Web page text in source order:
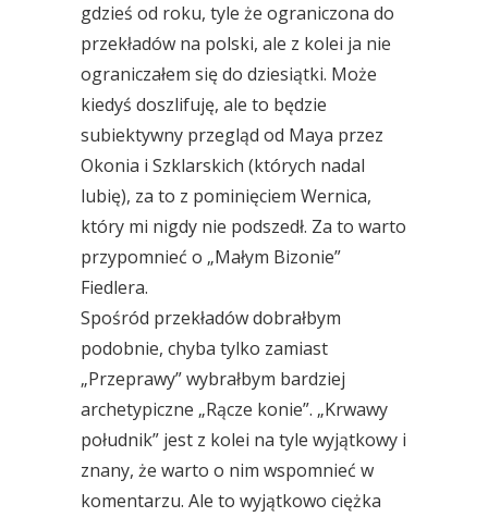
gdzieś od roku, tyle że ograniczona do
przekładów na polski, ale z kolei ja nie
ograniczałem się do dziesiątki. Może
kiedyś doszlifuję, ale to będzie
subiektywny przegląd od Maya przez
Okonia i Szklarskich (których nadal
lubię), za to z pominięciem Wernica,
który mi nigdy nie podszedł. Za to warto
przypomnieć o „Małym Bizonie”
Fiedlera.
Spośród przekładów dobrałbym
podobnie, chyba tylko zamiast
„Przeprawy” wybrałbym bardziej
archetypiczne „Rącze konie”. „Krwawy
południk” jest z kolei na tyle wyjątkowy i
znany, że warto o nim wspomnieć w
komentarzu. Ale to wyjątkowo ciężka